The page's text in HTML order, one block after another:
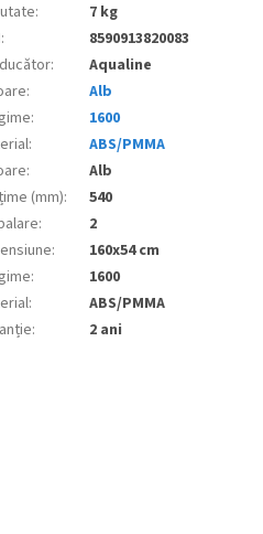
:
7 kg
:
8590913820083
:
Aqualine
:
Alb
:
1600
:
ABS/PMMA
:
Alb
(mm):
540
:
2
:
160x54 cm
:
1600
:
ABS/PMMA
: 2 ani